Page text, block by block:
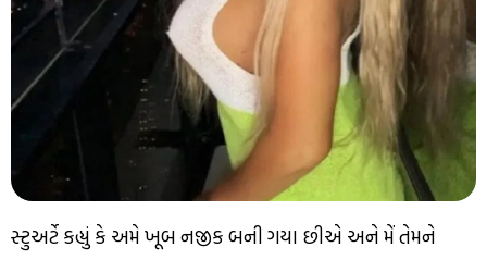
સ્ટુઅર્ટે કહ્યું કે અમે ખૂબ નજીક બની ગયા છીએ અને મેં તેમને